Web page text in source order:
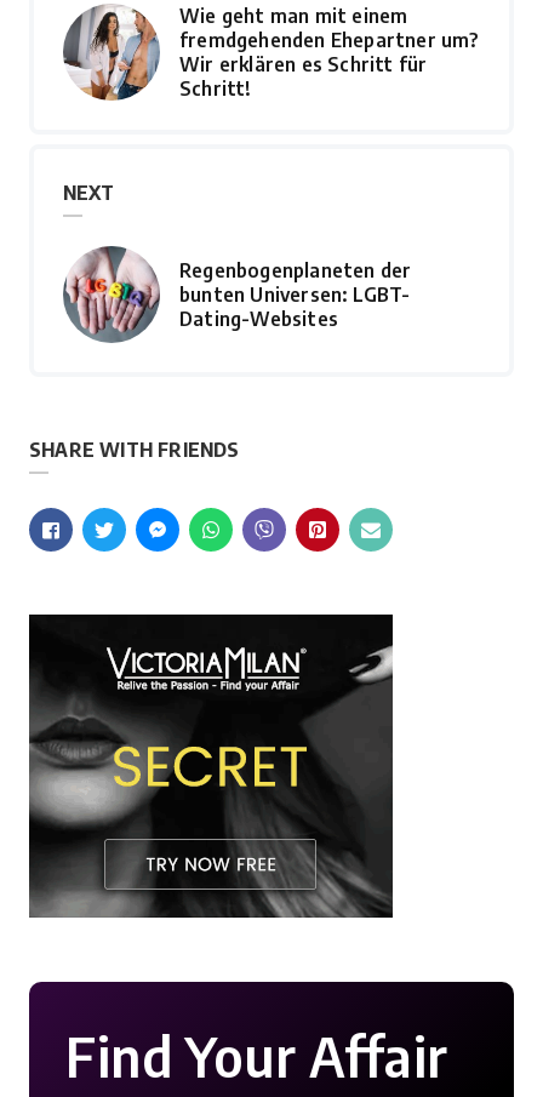
Wie geht man mit einem
fremdgehenden Ehepartner um?
Wir erklären es Schritt für
Schritt!
NEXT
Regenbogenplaneten der
bunten Universen: LGBT-
Dating-Websites
SHARE WITH FRIENDS
Find Your Affair